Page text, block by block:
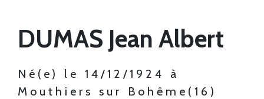
DUMAS Jean Albert
Né(e) le 14/12/1924 à
Mouthiers sur Bohême(16)